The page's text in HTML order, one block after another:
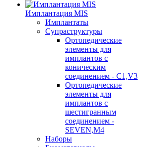
Имплантация MIS
Имплантаты
Супраструктуры
Ортопедические
элементы для
имплантов с
коническим
соединением - C1,V3
Ортопедические
элементы для
имплантов с
шестигранным
соединением -
SEVEN,M4
Наборы